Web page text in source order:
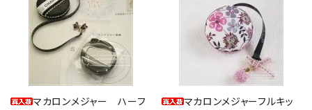
マカロンメジャー ハーフ
マカロンメジャーフルキッ